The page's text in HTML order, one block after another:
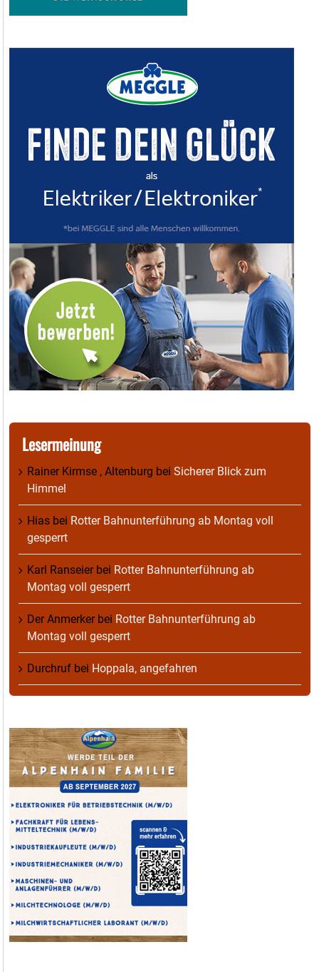
Lesermeinung
Rainer Kirmse , Altenburg bei Sicherer Blick zum
Himmel
Hias bei Rotter Bahnunterführung ab Montag voll
gesperrt
Karl Ranseierbei Rotter Bahnunterführung ab
Montag voll gesperrt
Der Anmerkerbei Rotter Bahnunterführung ab
Montag voll gesperrt
Durchruf bei Hoppala, angefahren